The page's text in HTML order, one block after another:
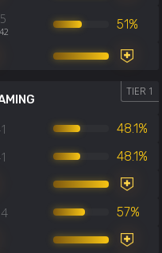
51%
TIER 1
48.1%
48.1%
57%